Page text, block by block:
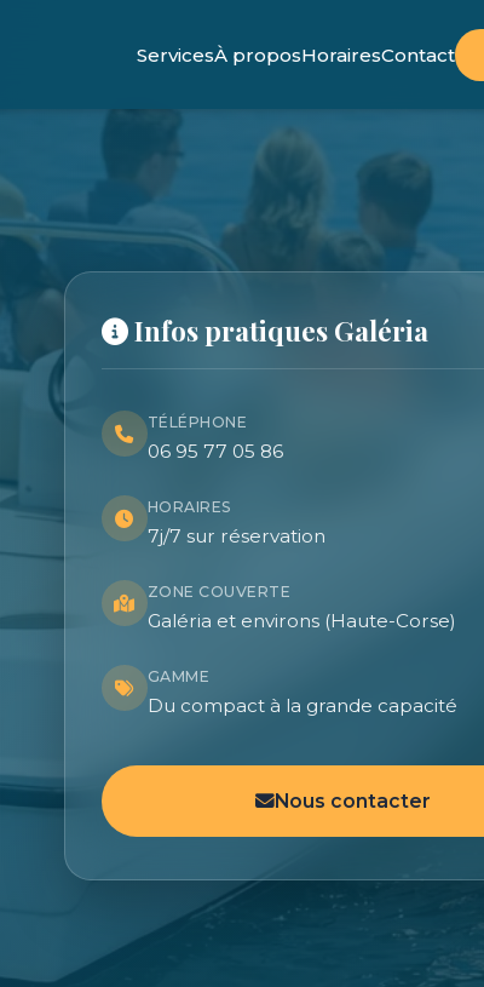
ServicesÀ proposHorairesContact
Infos pratiques Galéria
TÉLÉPHONE
06 95 77 05 86
HORAIRES
7j/7 sur réservation
ZONE COUVERTE
Galéria et environs (Haute-Corse)
GAMME
Du compact à la grande capacité
Nous contacter